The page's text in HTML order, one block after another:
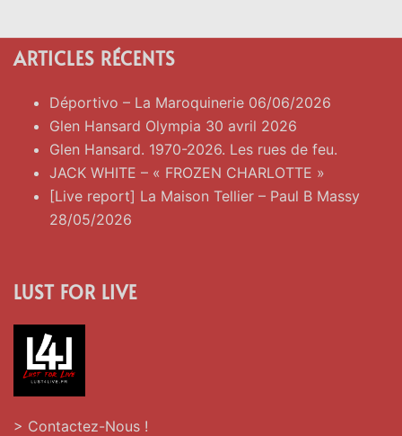
ARTICLES RÉCENTS
Déportivo – La Maroquinerie 06/06/2026
Glen Hansard Olympia 30 avril 2026
Glen Hansard. 1970-2026. Les rues de feu.
JACK WHITE – « FROZEN CHARLOTTE »
[Live report] La Maison Tellier – Paul B Massy
28/05/2026
LUST FOR LIVE
> Contactez-Nous !